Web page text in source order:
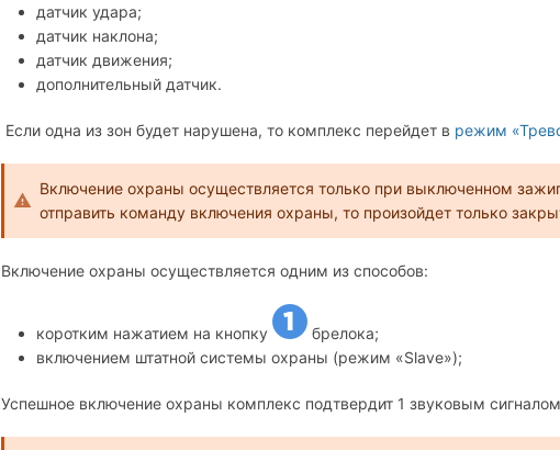
датчик удара;
датчик наклона;
датчик движения;
дополнительный датчик.
Если одна из зон будет нарушена, то комплекс перейдет в режим
Включение охраны осуществляется только при выключенном
отправить команду включения охраны, то произойдет только
Включение охраны осуществляется одним из способов:
коротким нажатием на кнопку
брелока;
включением штатной системы охраны (режим «Slave»);
Успешное включение охраны комплекс подтвердит 1 звуковым